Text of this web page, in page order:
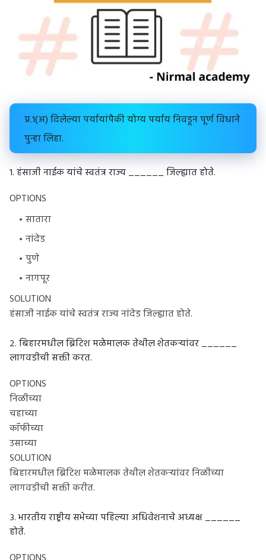
प्र.१(अ) दिलेल्या पर्यायांपैकी योग्य पर्याय निवडून पूर्ण विधाने
पुन्हा लिहा.
१. हंसाजी नाईक यांचे स्वतंत्र राज्य ______ जिल्ह्यात होते.
OPTIONS
सातारा
नांदेड
पुणे
नागपूर
SOLUTION
हंसाजी नाईक यांचे स्वतंत्र राज्य नांदेड जिल्ह्यात होते.
२. बिहारमधील ब्रिटिश मळेमालक तेथील शेतकऱ्यांवर ______
लागवडीची सक्ती करत.
OPTIONS
निळीच्या
चहाच्या
कॉफीच्या
उसाच्या
SOLUTION
बिहारमधील ब्रिटिश मळेमालक तेथील शेतकऱ्यांवर निळीच्या
लागवडीची सक्ती करीत.
३. भारतीय राष्ट्रीय सभेच्या पहिल्या अधिवेशनाचे अध्यक्ष ______
होते.